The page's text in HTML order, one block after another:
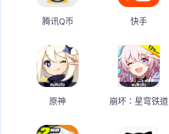
腾讯Q币 快手
原神 崩坏：星穹铁道